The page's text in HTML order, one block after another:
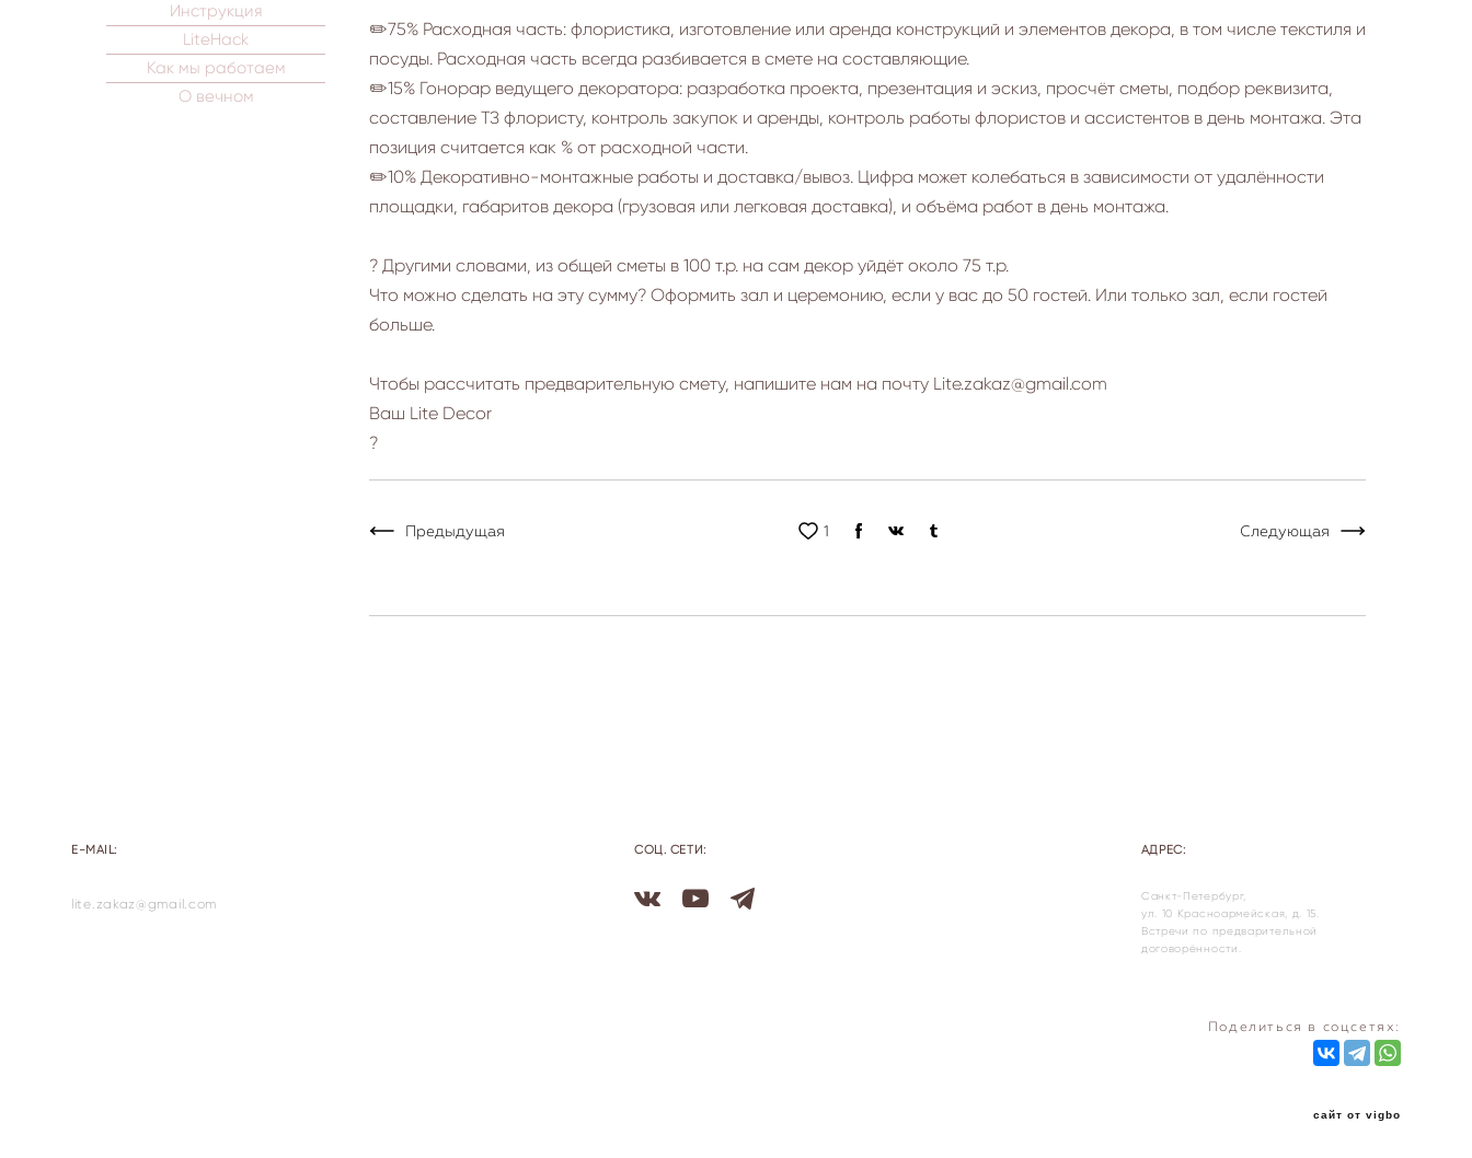
Инструкция
LiteHack
Как мы работаем
О вечном
✏️75% Расходная часть: флористика, изготовление или аренда конструкций и элементов декора, в том числе текстиля и
посуды. Расходная часть всегда разбивается в смете на составляющие.
✏️15% Гонорар ведущего декоратора: разработка проекта, презентация и эскиз, просчёт сметы, подбор реквизита,
составление ТЗ флористу, контроль закупок и аренды, контроль работы флористов и ассистентов в день монтажа. Эта
позиция считается как % от расходной части.
✏️10% Декоративно-монтажные работы и доставка/вывоз. Цифра может колебаться в зависимости от удалённости
площадки, габаритов декора (грузовая или легковая доставка), и объёма работ в день монтажа.
? Другими словами, из общей сметы в 100 т.р. на сам декор уйдёт около 75 т.р.
Что можно сделать на эту сумму? Оформить зал и церемонию, если у вас до 50 гостей. Или только зал, если гостей
больше.
Чтобы рассчитать предварительную смету, напишите нам на почту Lite.zakaz@gmail.com
Ваш Lite Decor
?
1
Предыдущая Следующая
E-MAIL:
lite.zakaz@gmail.com
СОЦ. СЕТИ: АДРЕС:
Санкт-Петербург,
ул. 10 Красноармейская, д. 15.
Встречи по предварительной
договорённости.
Поделиться в соцсетях:
сайт от vigbo